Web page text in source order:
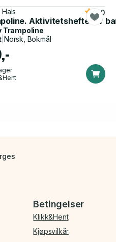
Aktivitetshefte for
5.0
Trampoline
Norsk, Bokmål
Betingelser
Klikk&Hent
Kjøpsvilkår